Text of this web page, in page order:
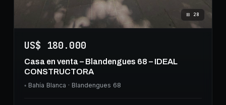
⊞ 28
US$ 180.000
Casa en venta – Blandengues 68 – IDEAL
CONSTRUCTORA
◦ Bahía Blanca · Blandengues 68